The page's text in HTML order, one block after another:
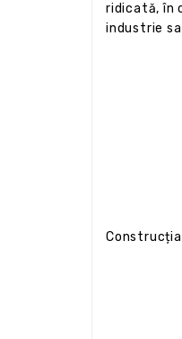
ridicată, în
industrie